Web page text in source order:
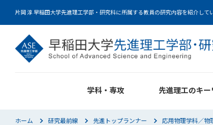
片岡 淳 早稲田大学先進理工学部・研究科に所属する教員の研究内容を紹介してい
学科・専攻 先進理工のキー
ホーム 研究最前線 先進トップランナー 応用物理学科／